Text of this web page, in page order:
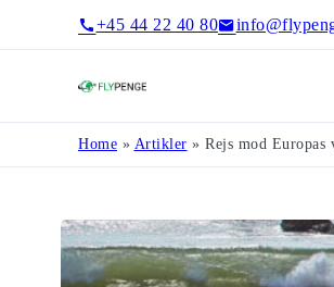
+45 44 22 40 80
Home » Artikler » Rejs mod Europas